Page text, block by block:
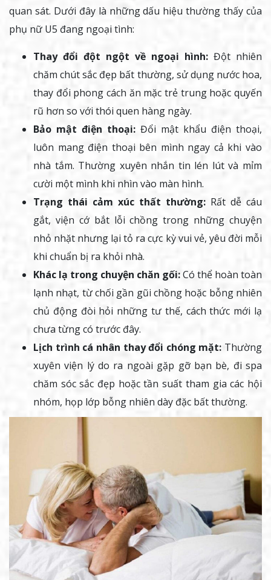
quan sát. Dưới đây là những dấu hiệu thường thấy của
phụ nữ U5 đang ngoại tình:
Thay đổi đột ngột về ngoại hình: Đột nhiên
chăm chút sắc đẹp bất thường, sử dụng nước hoa,
thay đổi phong cách ăn mặc trẻ trung hoặc quyến
rũ hơn so với thói quen hàng ngày.
Bảo mật điện thoại: Đổi mật khẩu điện thoại,
luôn mang điện thoại bên mình ngay cả khi vào
nhà tắm. Thường xuyên nhắn tin lén lút và mỉm
cười một mình khi nhìn vào màn hình.
Trạng thái cảm xúc thất thường: Rất dễ cáu
gắt, viện cớ bắt lỗi chồng trong những chuyện
nhỏ nhặt nhưng lại tỏ ra cực kỳ vui vẻ, yêu đời mỗi
khi chuẩn bị ra khỏi nhà.
Khác lạ trong chuyện chăn gối:Có thể hoàn toàn
lạnh nhạt, từ chối gần gũi chồng hoặc bỗng nhiên
chủ động đòi hỏi những tư thế, cách thức mới lạ
chưa từng có trước đây.
Lịch trình cá nhân thay đổi chóng mặt: Thường
xuyên viện lý do ra ngoài gặp gỡ bạn bè, đi spa
chăm sóc sắc đẹp hoặc tần suất tham gia các hội
nhóm, họp lớp bỗng nhiên dày đặc bất thường.